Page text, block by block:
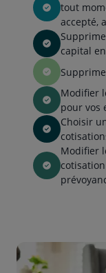
tout
accepté,
capital
Modifier
pour vos
Choisir
Modifier